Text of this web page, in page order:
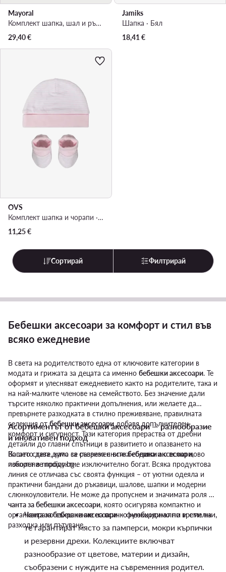
Mayoral
Комплект шапка, шал и ръкавици · Червен
29,40€
Jamiks
Шапка · Бял
18,41 €
OVS
Комплект шапка и чорапи · Розов
11,25€
Сортирай Филтрирай
Бебешки аксесоари за комфорт и стил във
всяко ежедневие
В света на родителството една от ключовите категории в
модата и грижата за децата са именно бебешки аксесоари. Те
оформят и улесняват ежедневието както на родителите, така и
на най-малките членове на семейството. Без значение дали
търсите няколко практични допълнения, или желаете да
превърнете разходката в стилно преживяване, правилната
селекция отбебешки аксесоаридобавя допълнителен
комфорт и сигурност. Тази категория прераства от дребни
детайли до главни спътници в развитието и опазването на
Вашето дете, като се развива с всяка година и с всяко ново
поколение продукти.
Асортиментът от бебешки аксесоари — разнообразие
и иновативен подход
Когато става дума за съвременнитебебешки аксесоари,
изборът в modivo.bg е изключително богат. Всяка продуктова
линия се отличава със своята функция – от уютни одеяла и
практични бандани до ръкавици, шалове, шапки и модерни
слюнкоуловители. Не може да пропуснем и значимата роля на
чанта за бебешки аксесоари, която осигурява компактно и
организирано съхранение на всичко необходимо по време на
разходка или пътуване.
Чанта за бебешки аксесоари– функционални и стилни,
те гарантират място за памперси, мокри кърпички
и резервни дрехи. Колекциите включват
разнообразие от цветове, материи и дизайн,
съобразени с нуждите на съвременния родител.